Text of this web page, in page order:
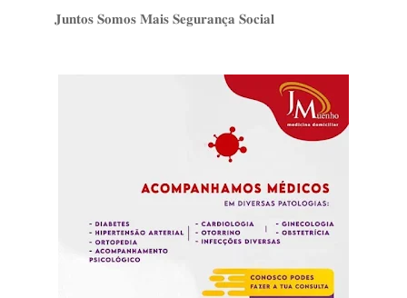
𝐉𝐮𝐧𝐭𝐨𝐬 𝐒𝐨𝐦𝐨𝐬 𝐌𝐚𝐢𝐬 𝐒𝐞𝐠𝐮𝐫𝐚𝐧𝐜̧𝐚 𝐒𝐨𝐜𝐢𝐚𝐥